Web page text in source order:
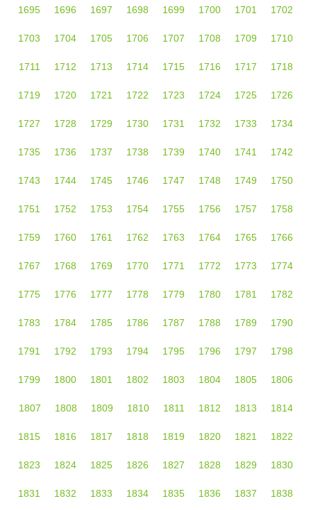
1695 1696 1697 1698 1699 1700 1701 1702
1703 1704 1705 1706 1707 1708 1709 1710
1711 1712 1713 1714 1715 1716 1717 1718
1719 1720 1721 1722 1723 1724 1725 1726
1727 1728 1729 1730 1731 1732 1733 1734
1735 1736 1737 1738 1739 1740 1741 1742
1743 1744 1745 1746 1747 1748 1749 1750
1751 1752 1753 1754 1755 1756 1757 1758
1759 1760 1761 1762 1763 1764 1765 1766
1767 1768 1769 1770 1771 1772 1773 1774
1775 1776 1777 1778 1779 1780 1781 1782
1783 1784 1785 1786 1787 1788 1789 1790
1791 1792 1793 1794 1795 1796 1797 1798
1799 1800 1801 1802 1803 1804 1805 1806
1807 1808 1809 1810 1811 1812 1813 1814
1815 1816 1817 1818 1819 1820 1821 1822
1823 1824 1825 1826 1827 1828 1829 1830
1831 1832 1833 1834 1835 1836 1837 1838